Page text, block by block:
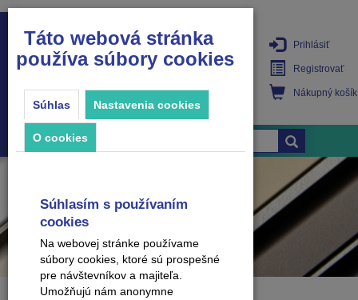
PRODUKTY
Prihlásiť
Registrovať
Nákupný košík
Táto webová stránka
používa súbory cookies
Súhlas Nastavenia cookies
O cookies
Súhlasím s používaním
cookies
Na webovej stránke používame
súbory cookies, ktoré sú prospešné
pre návštevníkov a majiteľa.
Umožňujú nám anonymne